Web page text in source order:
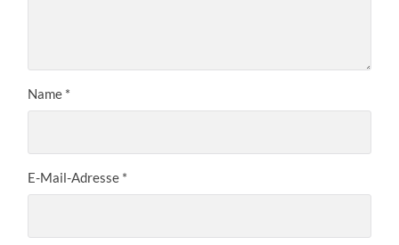
Name *
E-Mail-Adresse *